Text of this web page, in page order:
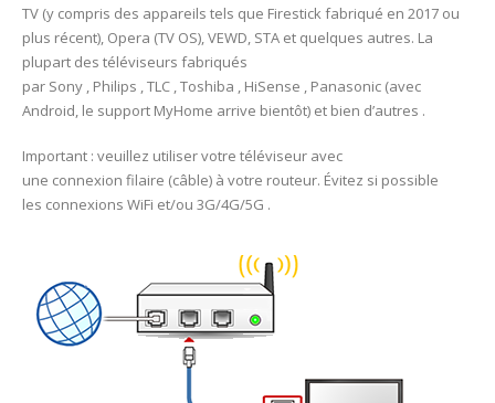
TV (y compris des appareils tels que Firestick fabriqué en 2017 ou
plus récent), Opera (TV OS), VEWD, STA et quelques autres. La
plupart des téléviseurs fabriqués
par Sony , Philips , TLC , Toshiba , HiSense , Panasonic (avec
Android, le support MyHome arrive bientôt) et bien d’autres .
Important : veuillez utiliser votre téléviseur avec
une connexion filaire (câble) à votre routeur. Évitez si possible
les connexions WiFi et/ou 3G/4G/5G .